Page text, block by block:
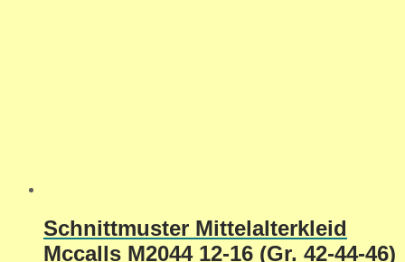
Schnittmuster Mittelalterkleid
Mccalls M2044 12-16 (Gr. 42-44-46)